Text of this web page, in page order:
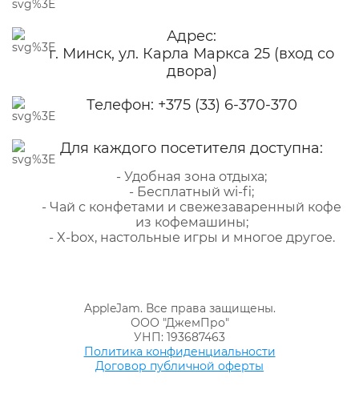
Адрес:
г. Минск, ул. Карла Маркса 25 (вход со
двора)
Телефон: +375 (33) 6-370-370
Для каждого посетителя доступна:
- Удобная зона отдыха;
- Бесплатный wi-fi;
- Чай с конфетами и свежезаваренный кофе
из кофемашины;
- X-box, настольные игры и многое другое.
AppleJam. Все права защищены.
ООО "ДжемПро"
УНП: 193687463
Политика конфиденциальности
Договор публичной оферты